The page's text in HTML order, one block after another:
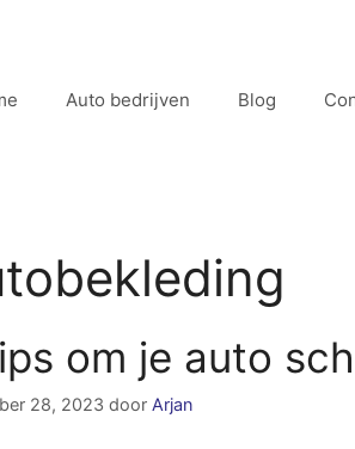
Auto bedrijven Blog
om je auto
28, 2023 door Arjan